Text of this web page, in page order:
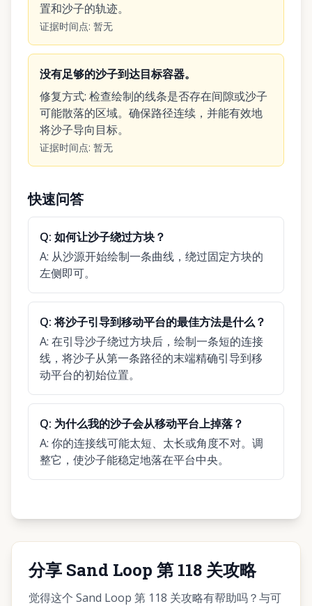
置和沙子的轨迹。
证据时间点: 暂无
没有足够的沙子到达目标容器。
修复方式: 检查绘制的线条是否存在间隙或沙子
可能散落的区域。确保路径连续，并能有效地
将沙子导向目标。
证据时间点: 暂无
快速问答
Q: 如何让沙子绕过方块？
A: 从沙源开始绘制一条曲线，绕过固定方块的
左侧即可。
Q:将沙子引导到移动平台的最佳方法是什么？
A: 在引导沙子绕过方块后，绘制一条短的连接
线，将沙子从第一条路径的末端精确引导到移
动平台的初始位置。
Q: 为什么我的沙子会从移动平台上掉落？
A: 你的连接线可能太短、太长或角度不对。调
整它，使沙子能稳定地落在平台中央。
分享 Sand Loop 第 118 关攻略
觉得这个 Sand Loop 第 118 关攻略有帮助吗？与可